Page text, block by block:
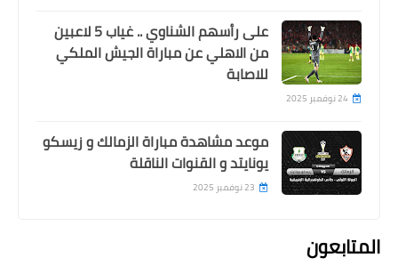
على رأسهم الشناوي .. غياب 5 لاعبين
من الاهلي عن مباراة الجيش الملكي
للاصابة
24 نوفمبر 2025
موعد مشاهدة مباراة الزمالك و زيسكو
يونايتد و القنوات الناقلة
23 نوفمبر 2025
المتابعون